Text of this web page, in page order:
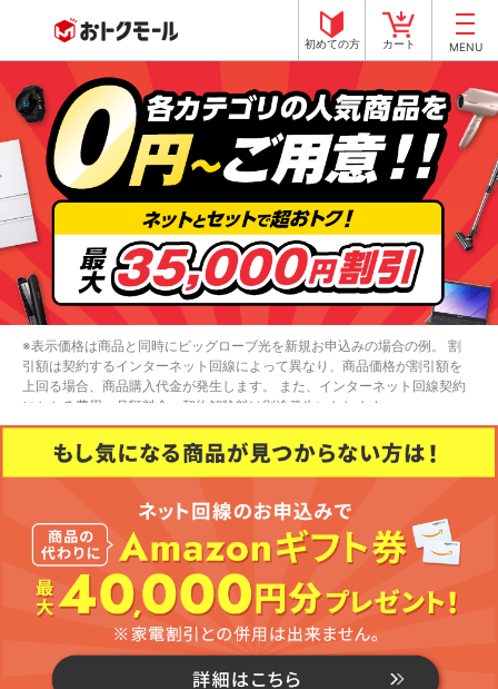
MENU
初めての方 カート
※表示価格は商品と同時にビッグローブ光を新規お申込みの場合の例。 割
引額は契約するインターネット回線によって異なり、商品価格が割引額を
上回る場合、商品購入代金が発生します。 また、インターネット回線契約
にかかる費用、月額料金、契約解除料は別途発生いたします。